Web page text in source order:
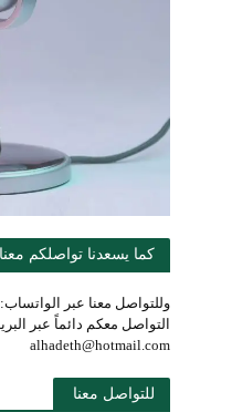
كما يسعدنا تواصلكم معنا
alhadeth@hotmail.com
للتواصل معنا